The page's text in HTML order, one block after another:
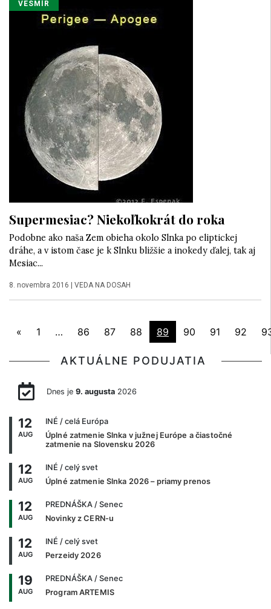
VESMÍR
Supermesiac? Niekoľkokrát do roka
Podobne ako naša Zem obieha okolo Slnka po eliptickej
dráhe, a v istom čase je k Slnku bližšie a inokedy ďalej, tak aj
Mesiac...
8. novembra 2016 | VEDA NA DOSAH
« 1 … 86 87 88 89 90 91 92
AKTUÁLNE PODUJATIA
Dnes je 9. augusta2026
12
AUG
INÉ / celá Európa
Úplné zatmenie Slnka v južnej Európe a čiastočné
zatmenie na Slovensku 2026
12
AUG
INÉ / celý svet
Úplné zatmenie Slnka 2026 – priamy prenos
12
AUG
PREDNÁŠKA / Senec
Novinky z CERN-u
12
AUG
INÉ / celý svet
Perzeidy 2026
19
AUG
PREDNÁŠKA / Senec
Program ARTEMIS